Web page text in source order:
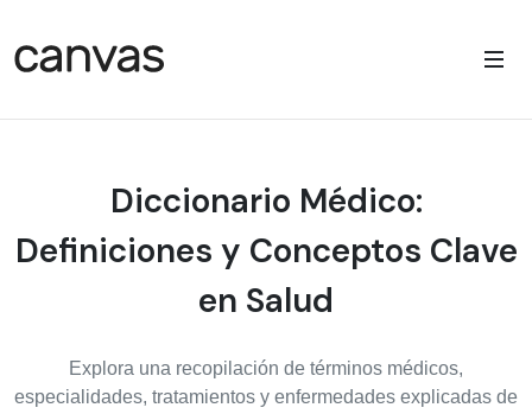
Diccionario Médico:
Definiciones y Conceptos Clave
en Salud
Explora una recopilación de términos médicos,
especialidades, tratamientos y enfermedades explicadas de